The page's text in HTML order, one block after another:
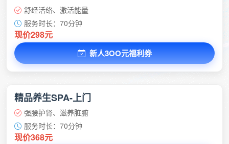
舒经活络、激活能量
服务时长：70分钟
现价298元
新人3OO元福利券
精品养生SPA-上门
强腰护肾、滋养脏腑
服务时长：70分钟
现价368元